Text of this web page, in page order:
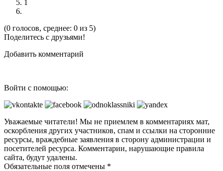
1
(0 голосов, среднее: 0 из 5)
Поделитесь с друзьями!
Добавить комментарий
Войти с помощью:
Уважаемые читатели! Мы не приемлем в комментариях мат,
оскорбления других участников, спам и ссылки на сторонние
ресурсы, враждебные заявления в сторону администрации и
посетителей ресурса. Комментарии, нарушающие правила
сайта, будут удалены.
Обязательные поля отмечены *